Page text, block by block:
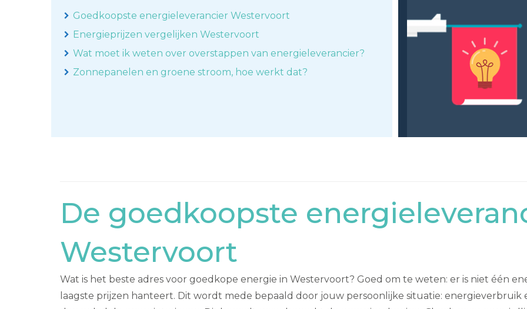
Goedkoopste energieleverancier Westervoort
Energieprijzen vergelijken Westervoort
Wat moet ik weten over overstappen van energieleverancier?
Zonnepanelen en groene stroom, hoe werkt dat?
De goedkoopste
Westervoort
Wat is het beste adres voor goedkope energie in Westervoort? Goed om te weten: er is niet één
laagste prijzen hanteert. Dit wordt mede bepaald door jouw persoonlijke situatie: